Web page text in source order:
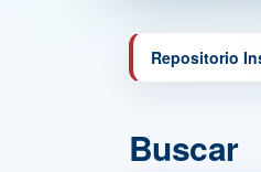
Repositorio
Buscar